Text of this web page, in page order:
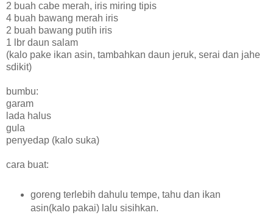
2 buah cabe merah, iris miring tipis
4 buah bawang merah iris
2 buah bawang putih iris
1 lbr daun salam
(kalo pake ikan asin, tambahkan daun jeruk, serai dan jahe
sdikit)
bumbu:
garam
lada halus
gula
penyedap (kalo suka)
cara buat:
goreng terlebih dahulu tempe, tahu dan ikan
asin(kalo pakai) lalu sisihkan.